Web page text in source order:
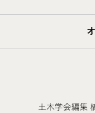
土木学会編集